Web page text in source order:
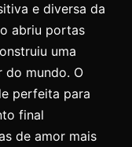
e diversa da
abriu portas
uma
do mundo. O
perfeita para
final
de amor mais